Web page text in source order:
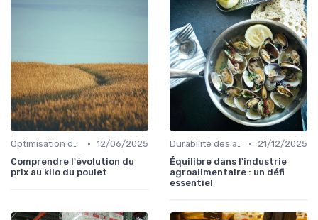
Optimisation des coûts • 12/06/2025
Comprendre l'évolution du
prix au kilo du poulet
Durabilité des approvisionnement •
21/12/2025
Équilibre dans l'industrie
agroalimentaire : un défi
essentiel